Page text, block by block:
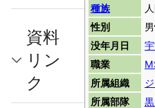
種族
性別
没年月日
職業
所属組織
所属部隊
資料
リン
ク